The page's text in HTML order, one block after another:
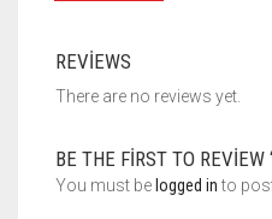
REVIEWS
There are no reviews yet.
BE THE FIRST TO REVIEW
You must belogged into